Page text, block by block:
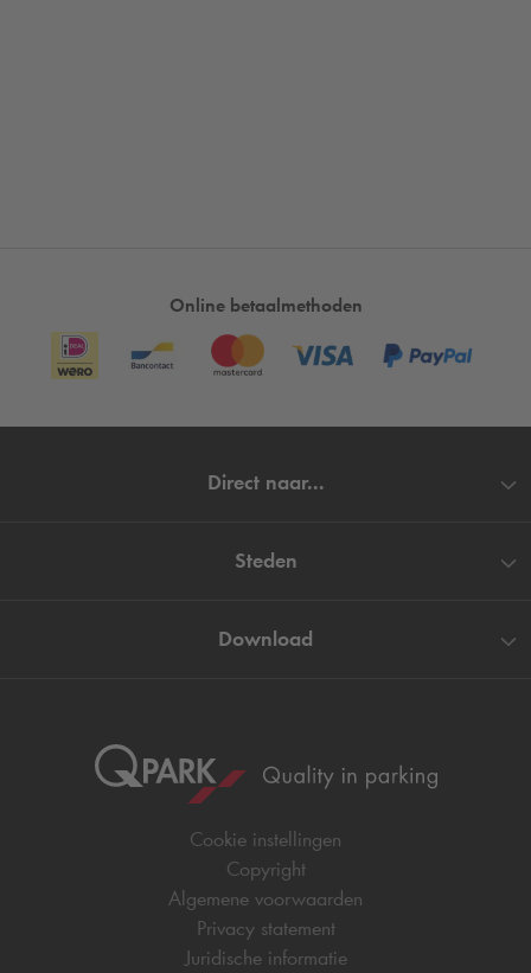
Online betaalmethoden
Direct naar...
Steden
Download
Cookie instellingen
Copyright
Algemene voorwaarden
Privacy statement
Juridische informatie